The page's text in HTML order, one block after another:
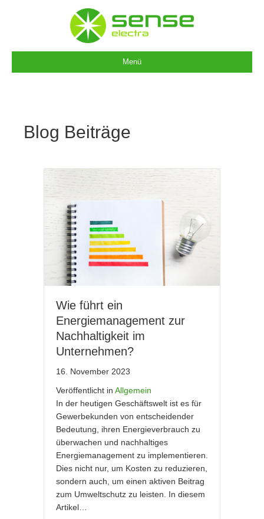
Menü
Blog Beiträge
Wie führt ein
Energiemanagement zur
Nachhaltigkeit im
Unternehmen?
16. November 2023
Veröffentlicht in Allgemein
In der heutigen Geschäftswelt ist es für
Gewerbekunden von entscheidender
Bedeutung, ihren Energieverbrauch zu
überwachen und nachhaltiges
Energiemanagement zu implementieren.
Dies nicht nur, um Kosten zu reduzieren,
sondern auch, um einen aktiven Beitrag
zum Umweltschutz zu leisten. In diesem
Artikel…